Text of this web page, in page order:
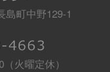
島町中野129-1
火曜定休）